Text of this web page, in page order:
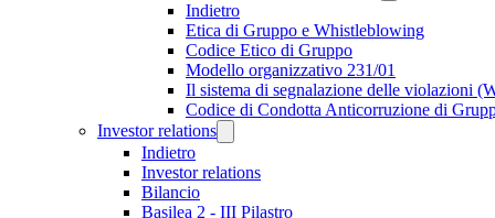
Indietro
Etica di Gruppo e Whistleblowing
Codice Etico di Gruppo
Modello organizzativo 231/01
Il sistema di segnalazione delle violazioni
Codice di Condotta Anticorruzione di
Investor relations
Indietro
Investor relations
Bilancio
Basilea 2 - III Pilastro